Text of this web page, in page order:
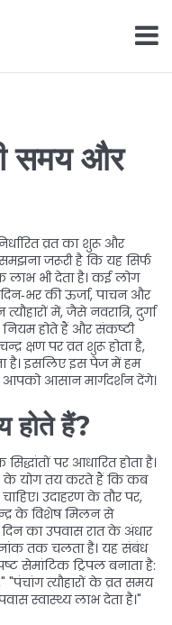
समय और
व्रत का शुरू और
जरूरी है कि यह सिर्फ
लाभ भी देता है। कई लोग
की ऊर्जा, पाचन और
त्यौहारों में, जैसेनवरात्रि,दुर्गा
होते हैं औरसंकष्टी
क्षण पर व्रत शुरू होता है,
है। इसलिए इस पेज में हम
आसान मार्गदर्शन देंगे।
होते हैं?
पर आधारित होता है।
के योग तय करते हैं कि कब
उदाहरण के तौर पर,
के विशेष मिलन से
दिन का उपवास रात के अंधार
तक चलता है। यह संबंध
सेमांटिक ट्रिपल बनाता है:
"पंचांग त्यौहारों के व्रत समय
स्वास्थ्य लाभ देता है।"